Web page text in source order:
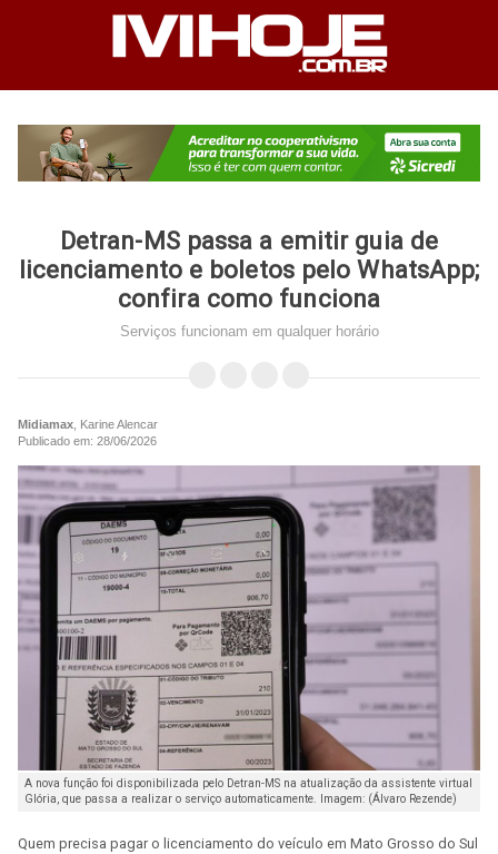
Detran-MS passa a emitir guia de
licenciamento e boletos pelo WhatsApp;
confira como funciona
Serviços funcionam em qualquer horário
Midiamax , Karine Alencar
Publicado em: 28/06/2026
A nova função foi disponibilizada pelo Detran-MS na atualização da assistente virtual
Glória, que passa a realizar o serviço automaticamente. Imagem: (Álvaro Rezende)
Quem precisa pagar o licenciamento do veículo em Mato Grosso do Sul